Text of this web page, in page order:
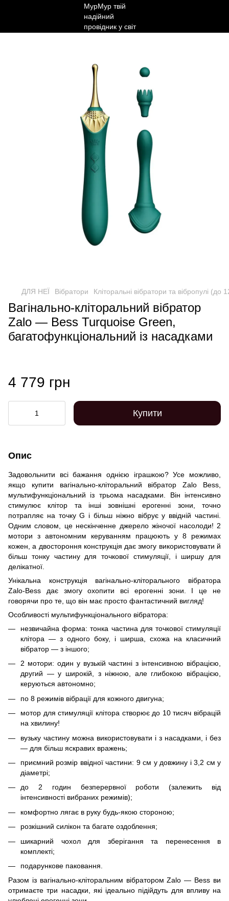
ДЛЯ НЕЇ Вібратори Кліторальні вібратори та вібропулі (до
Вагінально-кліторальний вібратор
Zalo — Bess Turquoise Green,
багатофункціональний із насадками
4 779 грн
Купити
Опис
Задовольнити всі бажання однією іграшкою? Усе можливо,
якщо купити вагінально-кліторальний вібратор Zalo Bess,
мультифункціональний із трьома насадками. Він інтенсивно
стимулює клітор та інші зовнішні ерогенні зони, точно
потрапляє на точку G і більш ніжно вібрує у ввідній частині.
Одним словом, це нескінченне джерело жіночої насолоди! 2
мотори з автономним керуванням працюють у 8 режимах
кожен, а двостороння конструкція дає змогу використовувати й
більш тонку частину для точкової стимуляції, і ширшу для
делікатної.
Унікальна конструкція вагінально-кліторального вібратора
Zalo-Bess дає змогу охопити всі ерогенні зони. І це не
говорячи про те, що він має просто фантастичний вигляд!
Особливості мультифункціонального вібратора:
незвичайна форма: тонка частина для точкової стимуляції
клітора — з одного боку, і ширша, схожа на класичний
вібратор — з іншого;
2 мотори: один у вузькій частині з інтенсивною вібрацією,
другий — у широкій, з ніжною, але глибокою вібрацією,
керуються автономно;
по 8 режимів вібрації для кожного двигуна;
мотор для стимуляції клітора створює до 10 тисяч вібрацій
на хвилину!
вузьку частину можна використовувати і з насадками, і без
— для більш яскравих вражень;
приємний розмір ввідної частини: 9 см у довжину і 3,2 см у
діаметрі;
до 2 годин безперервної роботи (залежить від
інтенсивності вибраних режимів);
комфортно лягає в руку будь-якою стороною;
розкішний силікон та багате оздоблення;
шикарний чохол для зберігання та перенесення в
комплекті;
подарункове паковання.
Разом із вагінально-кліторальним вібратором Zalo — Bess ви
отримаєте три насадки, які ідеально підійдуть для впливу на